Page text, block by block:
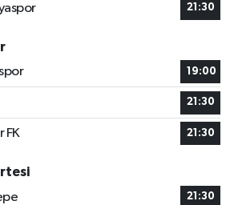
21:30
19:00
21:30
FK 21:30
21:30